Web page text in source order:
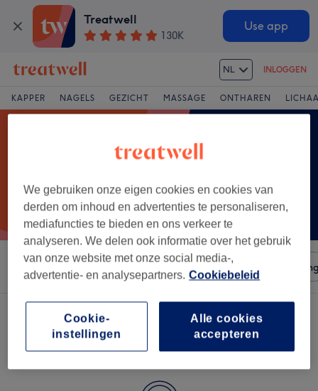
Treatwell
130K
Use app
NL INLOGGEN
KAPPER NAGELS GEZICHT MASSAGE ONTHAREN
Sorteer op Salons Expresaanbiedingen
We gebruiken onze eigen cookies en cookies van
derden om inhoud en advertenties te personaliseren,
mediafuncties te bieden en ons verkeer te
analyseren. We delen ook informatie over het gebruik
van onze website met onze social media-,
advertentie- en analysepartners. Cookiebeleid
Alle cookies
accepteren
Cookie-
instellingen